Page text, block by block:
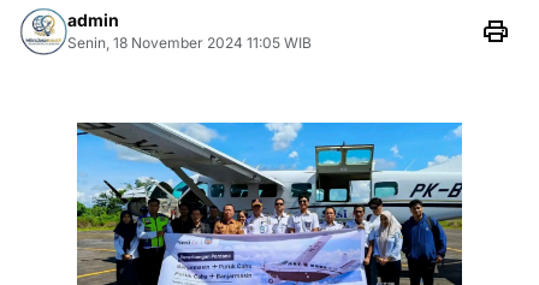
admin
Senin, 18 November 2024 11:05 WIB